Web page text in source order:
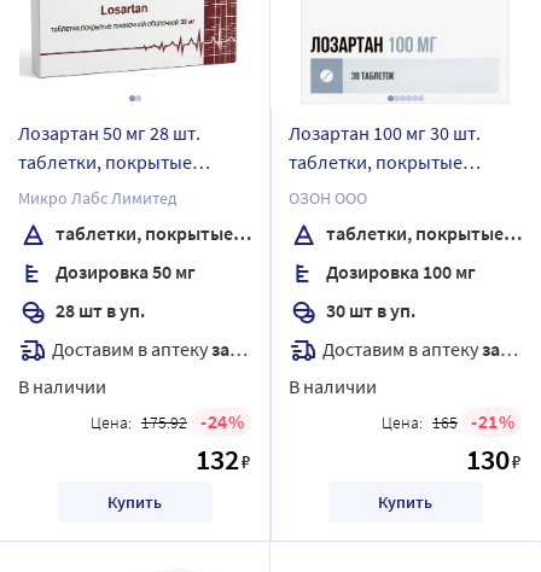
Лозартан 50 мг 28 шт.
таблетки, покрытые
пленочной оболочкой
Микро Лабс Лимитед
таблетки, покрытые пленочной оболочкой
Дозировка 50 мг
28 шт в уп.
Доставим в аптекузавтра
В наличии
Цена: 175.92 24
132₽
Купить
Лозартан 100 мг 30 шт.
таблетки, покрытые
пленочной оболочкой
ОЗОН ООО
таблетки, покрытые пленочной оболочкой
Дозировка 100 мг
30 шт в уп.
Доставим в аптекузавтра
В наличии
Цена: 165 21
130₽
Купить